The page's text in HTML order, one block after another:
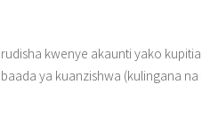
kwenye akaunti yako
ya kuanzishwa (kulingana